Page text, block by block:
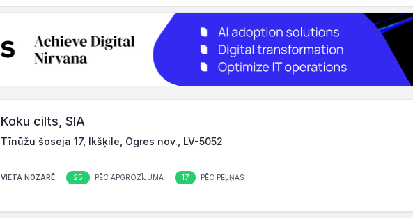
Koku cilts, SIA
Tīnūžu šoseja 17, Ikšķile, Ogres nov., LV-5052
VIETA NOZARĒ 25 PĒC APGROZĪJUMA 17 PĒC PEĻŅAS